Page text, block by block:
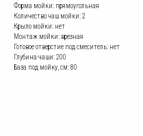
Форма мойки: прямоугольная
Количество чаш мойки: 2
Крыло мойки: нет
Монтаж мойки: врезная
Готовое отверстие под смеситель: нет
Глубина чаши: 200
База под мойку, см: 80